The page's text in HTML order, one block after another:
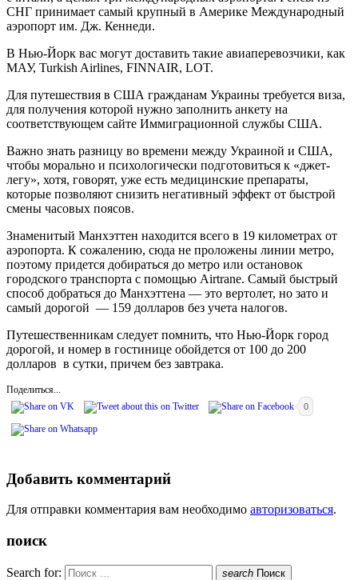
СНГ принимает самый крупный в Америке Международный
аэропорт им. Дж. Кеннеди.
В Нью-Йорк вас могут доставить такие авиаперевозчики, как
МАУ, Turkish Airlines, FINNAIR, LOT.
Для путешествия в США гражданам Украины требуется виза,
для получения которой нужно заполнить анкету на
соответствующем сайте Иммиграционной службы США.
Важно знать разницу во времени между Украиной и США,
чтобы морально и психологически подготовиться к «джет-
легу», хотя, говорят, уже есть медицинские препараты,
которые позволяют снизить негативный эффект от быстрой
смены часовых поясов.
Знаменитый Манхэттен находится всего в 19 километрах от
аэропорта. К сожалению, сюда не проложены линии метро,
поэтому придется добираться до метро или остановок
городского транспорта с помощью Airtrane. Самый быстрый
способ добраться до Манхэттена — это вертолет, но зато и
самый дорогой — 159 долларов без учета налогов.
Путешественникам следует помнить, что Нью-Йорк город
дорогой, и номер в гостинице обойдется от 100 до 200
долларов в сутки, причем без завтрака.
Поделиться...
0
Добавить комментарий
Для отправки комментария вам необходимо авторизоваться.
поиск
Search for: search Поиск